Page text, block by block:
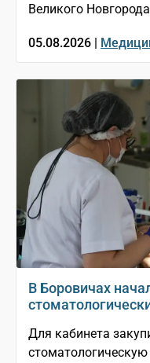
Великого Новгорода
05.08.2026 |
В Боровичах
Для кабинета
стоматологическую